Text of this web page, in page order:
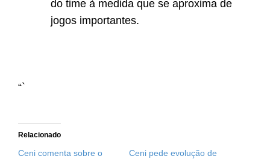
do time à medida que se aproxima de
jogos importantes.
“`
Relacionado
Ceni comenta sobre o
Ceni pede evolução de